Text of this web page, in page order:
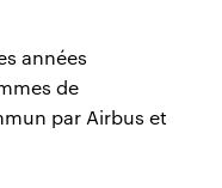
années
de
par Airbus et